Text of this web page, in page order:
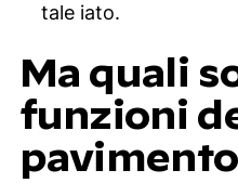
tale iato.
Ma quali
funzioni